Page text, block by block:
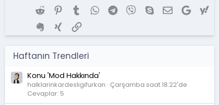
Reddit Pinterest
TumblrWhatsAppTelegram
ViberSkypeE-postaGoogle
Evernote
Xing Link
Haftanın Trendleri
Konu 'Mod Hakkında'
halklarinkardesligifurkan Çarşamba saat 18:22'de
Cevaplar: 5